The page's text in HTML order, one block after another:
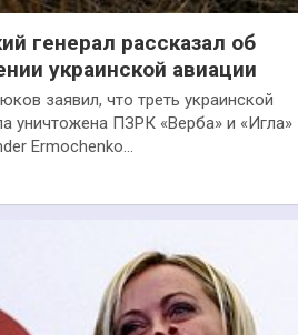
генерал рассказал об
украинской авиации
заявил, что треть украинской
уничтожена ПЗРК «Верба» и «Игла»
Ermochenko…